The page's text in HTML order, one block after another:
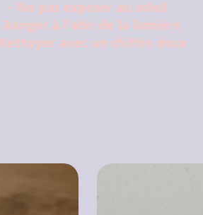
- Ne pas exposer au soleil
Ranger à l'abri de la lumière
avec un chiffon doux